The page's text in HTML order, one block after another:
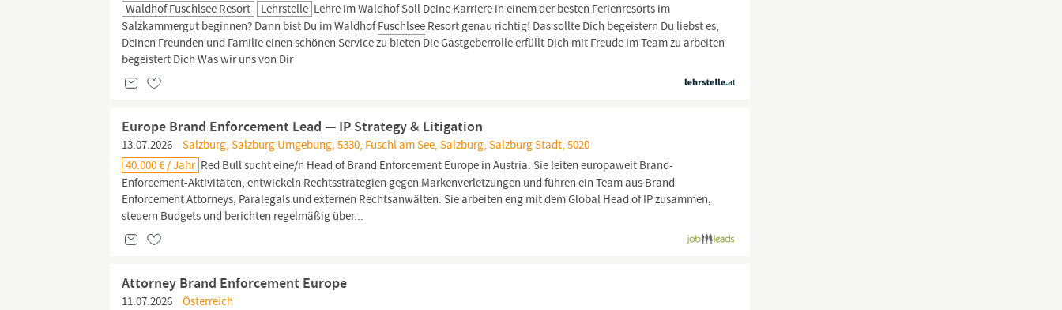
Waldhof Fuschlsee Resort
Lehrstelle Lehre im Waldhof Soll Deine Karriere in einem der besten Ferienresorts im
Salzkammergut beginnen? Dann bist Du im WaldhofFuschlsee Resort genau richtig! Das sollte Dich begeistern Du liebst es,
Deinen Freunden und Familie einen schönen Service zu bieten Die Gastgeberrolle erfüllt Dich mit Freude Im Team zu arbeiten
begeistert Dich Was wir uns von Dir
Europe Brand Enforcement Lead — IP Strategy & Litigation
13.07.2026
Salzburg, Salzburg Umgebung, 5330, Fuschl am See, Salzburg, Salzburg Stadt, 5020
40.000 € / Jahr Red Bull sucht eine/n Head of Brand Enforcement Europe in Austria. Sie leiten europaweit Brand-
Enforcement-Aktivitäten, entwickeln Rechtsstrategien gegen Markenverletzungen und führen ein Team aus Brand
Enforcement Attorneys, Paralegals und externen Rechtsanwälten. Sie arbeiten eng mit dem Global Head of IP zusammen,
steuern Budgets und berichten regelmäßig über...
Attorney Brand Enforcement Europe
11.07.2026
Österreich